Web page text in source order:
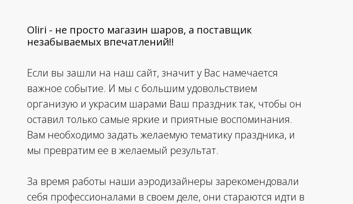
Oliri - не просто магазин шаров, а поставщик
незабываемых впечатлений!!
Если вы зашли на наш сайт, значит у Вас намечается
важное событие. И мы с большим удовольствием
организую и украсим шарами Ваш праздник так, чтобы он
оставил только самые яркие и приятные воспоминания.
Вам необходимо задать желаемую тематику праздника, и
мы превратим ее в желаемый результат.
За время работы наши аэродизайнеры зарекомендовали
себя профессионалами в своем деле, они стараются идти в